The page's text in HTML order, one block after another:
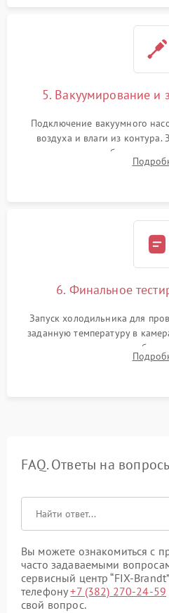
5. Вакуумирование и
Подключение вакуумного
воздуха и влаги из контура.
дозированным объемом
электронным весам. Контроль
6. Финальное
Запуск холодильника для
заданную температуру в
компрессора, отсутствия
срабатывания системы
FAQ. Ответы на
Вы можете ознакомиться с
часто задаваемыми
сервисный центр “FIX-
телефону+7 (382) 270-24-59
свой вопрос.